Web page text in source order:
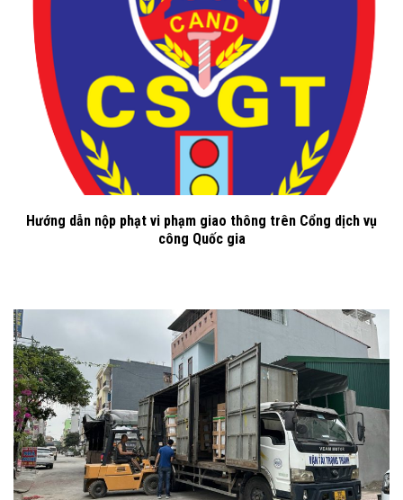
Hướng dẫn nộp phạt vi phạm giao thông trên Cổng dịch vụ
công Quốc gia